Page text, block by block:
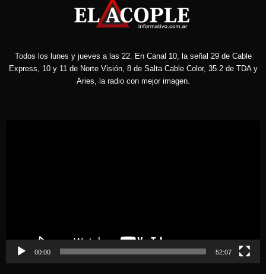
Todos los lunes y jueves a las 22. En Canal 10, la señal 29 de Cable
Express, 10 y 11 de Norte Visión, 8 de Salta Cable Color, 35.2 de TDA y
Aries, la radio con mejor imagen.
00:00 52:07